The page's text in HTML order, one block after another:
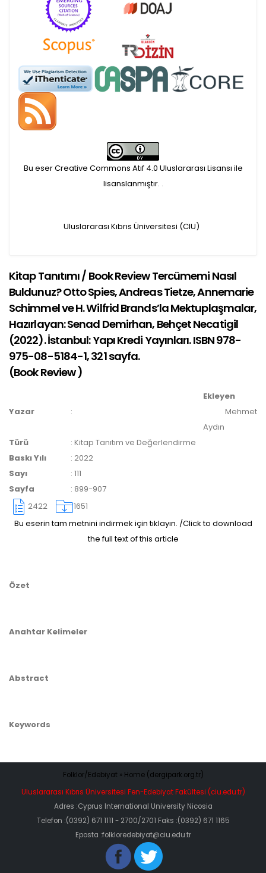
Scimago's grade
Öndenetimden geçen
makaleler için, 100 Avro
Makale İşletim Ücreti (APC)
Hakem sürecine alınacak
APC bilgi mesajı
ulaşmadan ödeme yapan
yazarlara geri iade
yapılmamaktadır.
Makale Takip Sistemi
gönderilmesi ve
sonraki öndenetim,
Alan Editörü değerlendirmesi
ve hakem süreçleri,
Bu eser Creative Commons Atıf 4.0 Uluslararası Lisansı ile
lisanslanmıştır. .
Uluslararası Kıbrıs Üniversitesi (CIU)
Kitap Tanıtımı / Book Review Tercümemi Nasıl
Buldunuz? Otto Spies, Andreas Tietze, Annemarie
Schimmel ve H. Wilfrid Brands’la Mektuplaşmalar,
Hazırlayan: Senad Demirhan, Behçet Necatigil
(2022). İstanbul: Yapı Kredi Yayınları. ISBN 978-
975-08-5184-1, 321 sayfa.
(Book Review)
Yazar :
Ekleyen
Mehmet
Aydın
Türü
: Kitap Tanıtım ve Değerlendirme
Baskı Yılı
: 2022
Sayı
: 111
Sayfa
: 899-907
2422
1651
Bu eserin tam metnini indirmek için tıklayın. /Click to download
the full text of this article
Özet
Anahtar Kelimeler
Abstract
Keywords
Folklor/Edebiyat » Home (dergipark.org.tr)
Uluslararası Kıbrıs Üniversitesi Fen-Edebiyat Fakültesi (ciu.edu.tr)
Adres :Cyprus International University Nicosia
Telefon :(0392) 671 1111 - 2700/2701 Faks :(0392) 671 1165
Eposta :folkloredebiyat@ciu.edu.tr